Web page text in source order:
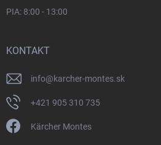
PIA: 8:00 - 13:00
KONTAKT
info@karcher-montes.sk
+421 905 310 735
Kärcher Montes